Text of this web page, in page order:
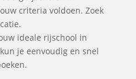
criteria voldoen. Zoek
ideale rijschool in
je eenvoudig en snel